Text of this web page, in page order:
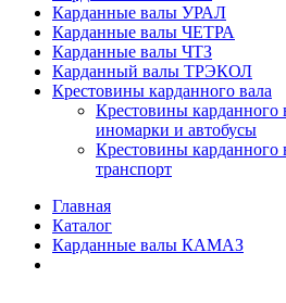
Карданные валы УРАЛ
Карданные валы ЧЕТРА
Карданные валы ЧТЗ
Карданный валы ТРЭКОЛ
Крестовины карданного вала
Крестовины карданного
иномарки и автобусы
Крестовины карданного
транспорт
Главная
Каталог
Карданные валы КАМАЗ